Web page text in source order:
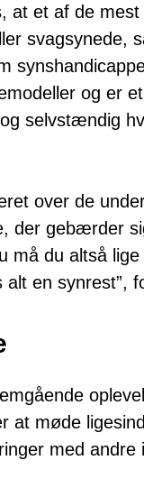
at et af de mest
svagsynede,
og er
selvstændig
over de
der gebærder
må du altså
alt en synrest”,
at møde
med andre